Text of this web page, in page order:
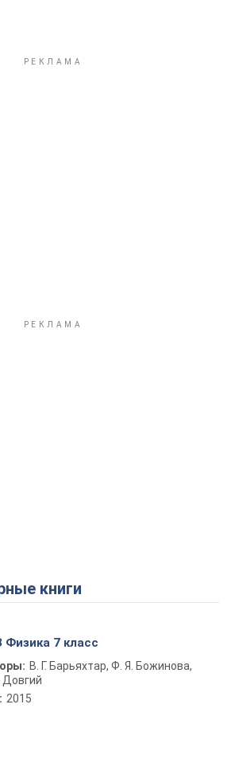
книги
Физика 7 класс
В. Г. Барьяхтар, Ф. Я. Божинова,
Довгий
2015